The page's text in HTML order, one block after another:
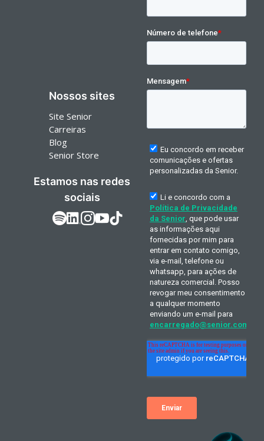
Nossos sites
Site Senior
Carreiras
Blog
Senior Store
Estamos nas redes
sociais